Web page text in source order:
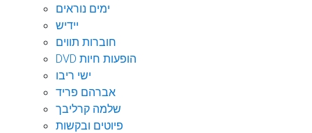
ימים נוראים
יידיש
חוברות תווים
DVD הופעות חיות
ישי ריבו
אברהם פריד
שלמה קרליבך
פיוטים ובקשות